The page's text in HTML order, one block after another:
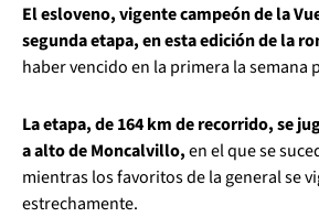
El esloveno, vigente campeón de la
segunda etapa, en esta edición de la
haber vencido en la primera la semana
La etapa, de 164 km de recorrido, se
a alto de Moncalvillo,en el que se
mientras los favoritos de la general se
estrechamente.